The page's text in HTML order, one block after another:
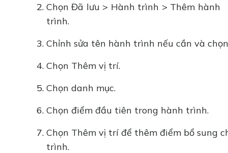
Chọn Đã lưu > Hành trình > Thêm hành
trình.
Chỉnh sửa tên hành trình nếu cần và
Chọn Thêm vị trí.
Chọn danh mục.
Chọn điểm đầu tiên trong hành trình.
Chọn Thêm vị trí để thêm điểm bổ sung
trình.